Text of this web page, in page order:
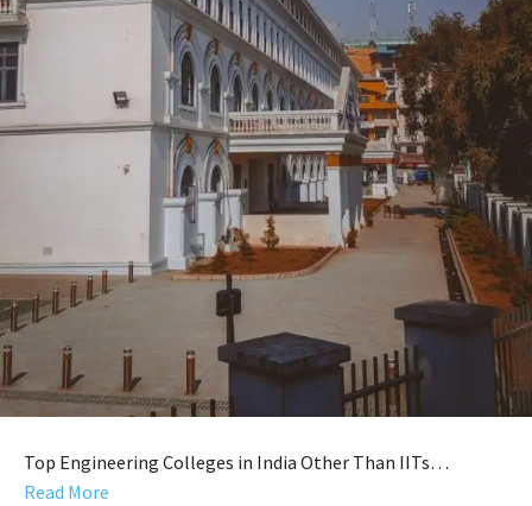
Top Engineering Colleges in India Other Than IITs…
Read More